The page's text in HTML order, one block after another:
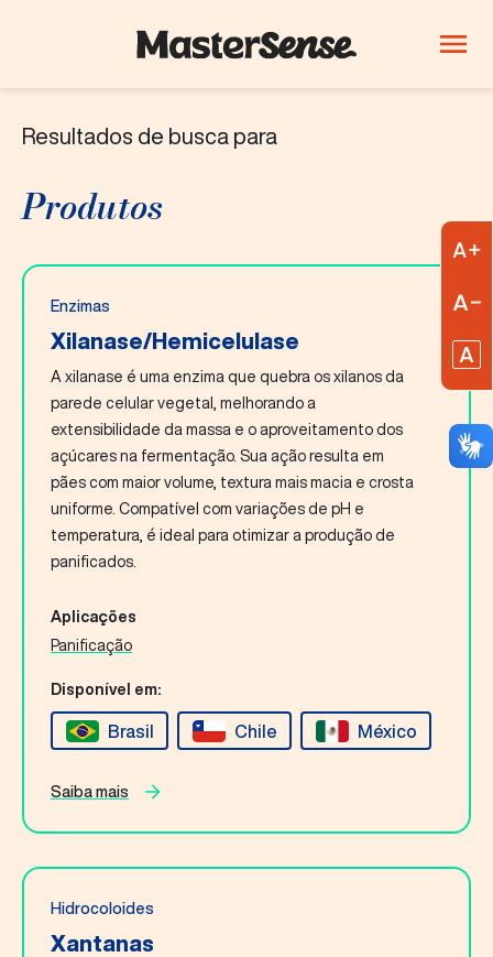
Quem Somos
Blog
ThinkLab
Fale Conosco
PRODUTOS
Bebidas
Confeitaria e
chocolates
Lácteos
Resultados de busca para
Produtos
Enzimas
Xilanase/Hemicelulase
A xilanase é uma enzima que quebra os xilanos da
parede celular vegetal, melhorando a
extensibilidade da massa e o aproveitamento dos
açúcares na fermentação. Sua ação resulta em
pães com maior volume, textura mais macia e crosta
uniforme. Compatível com variações de pH e
temperatura, é ideal para otimizar a produção de
panificados.
Aplicações
Panificação
Disponível em:
Brasil Chile México
Saiba mais
Hidrocoloides
Xantanas